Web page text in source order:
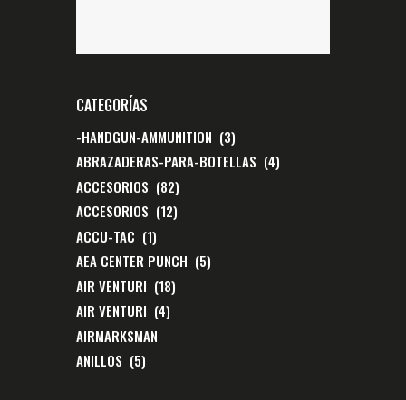
CATEGORÍAS
-HANDGUN-AMMUNITION (3)
ABRAZADERAS-PARA-BOTELLAS (4)
ACCESORIOS (82)
ACCESORIOS (12)
ACCU-TAC (1)
AEA CENTER PUNCH (5)
AIR VENTURI (18)
AIR VENTURI (4)
AIRMARKSMAN
ANILLOS (5)